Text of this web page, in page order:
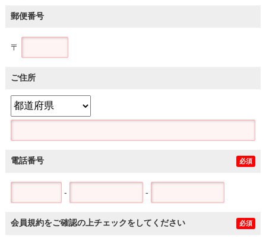
郵便番号
〒
ご住所
電話番号 必須
- -
会員規約をご確認の上チェックをしてください 必須